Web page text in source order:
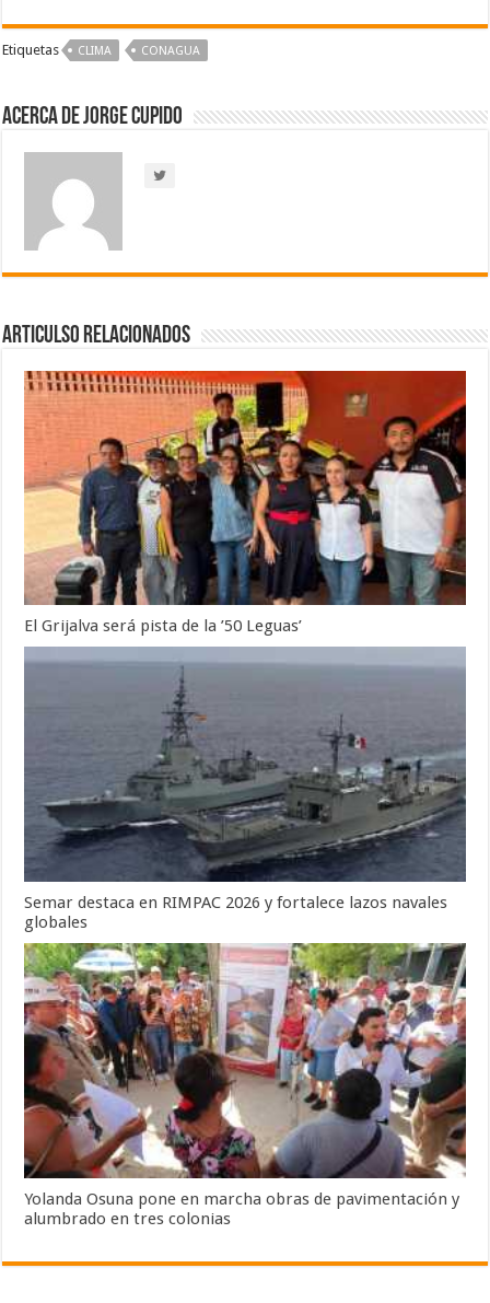
Etiquetas CLIMA CONAGUA
Acerca de Jorge Cupido
Articulso Relacionados
El Grijalva será pista de la ’50 Leguas’
Semar destaca en RIMPAC 2026 y fortalece lazos navales
globales
Yolanda Osuna pone en marcha obras de pavimentación y
alumbrado en tres colonias